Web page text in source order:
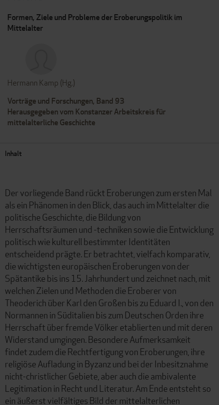
Formen, Ziele und Probleme der Eroberungspolitik im
Mittelalter
Hermann Kamp (Hg.)
Vorträge und Forschungen, Band 93
Herausgegeben vom Konstanzer Arbeitskreis für
mittelalterliche Geschichte
Inhalt
Der vorliegende Band rückt Eroberungen zum ersten Mal
als ein Phänomen in den Blick, das auch im Mittelalter die
politische Geschichte, die Bildung von
Herrschaftsräumen und -techniken sowie die Entwicklung
politisch wie kulturell bestimmter Identitäten
entscheidend prägte. Er betrachtet, vielfach komparativ,
die wichtigsten europäischen Eroberungen von der
Spätantike bis ins 15. Jahrhundert und zeichnet nach, mit
welchen Zielen und Methoden die Eroberer von
Theoderich über Karl den Großen bis zu Eduard I., von den
Normannen in Süditalien bis zum Deutschen Orden ihre
Herrschaft über fremde Völker etablierten und mit deren
Widerstand umgingen. Besondere Aufmerksamkeit
findet zudem die Rechtfertigung von Eroberungen, ihre
religiöse Aufladung in Byzanz und bei der Inbesitznahme
nicht-christlicher Gebiete, aber auch die ambivalente
Legitimation in Recht und Literatur. Am Ende entsteht so
ein äußerst vielfältiges Bild der mittelalterlichen